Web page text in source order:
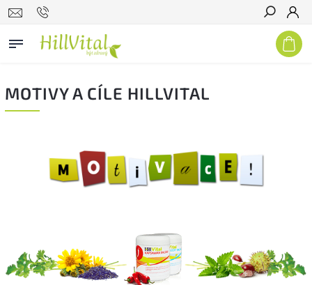
Hledat
MOTIVY A CÍLE HILLVITAL